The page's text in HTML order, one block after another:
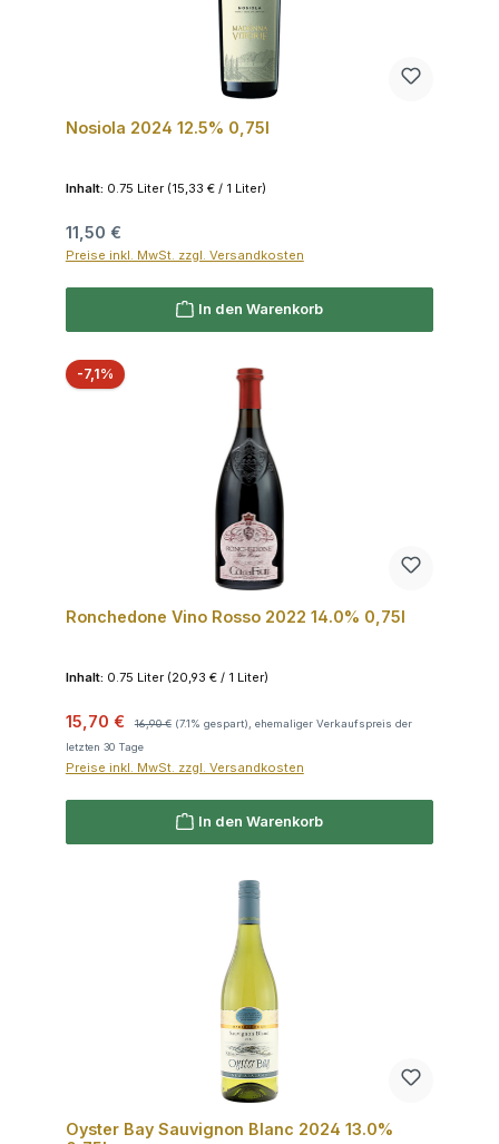
Nosiola 2024 12.5% 0,75l
Inhalt: 0.75 Liter (15,33 € / 1 Liter)
Regulärer Preis:
11,50 €
Preise inkl. MwSt. zzgl. Versandkosten
In den Warenkorb
-7,1%Rabatt
Ronchedone Vino Rosso 2022 14.0% 0,75l
Inhalt: 0.75 Liter (20,93 € / 1 Liter)
Verkaufspreis:
15,70 € 16,90 € (7.1% gespart), ehemaliger Verkaufspreis der
letzten 30 Tage
Preise inkl. MwSt. zzgl. Versandkosten
In den Warenkorb
Oyster Bay Sauvignon Blanc 2024 13.0%